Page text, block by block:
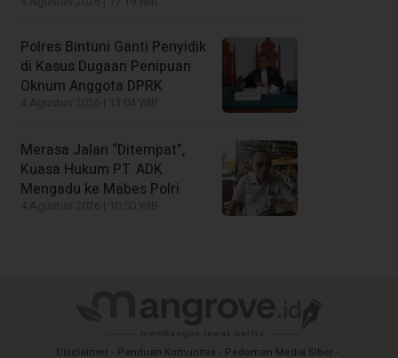
Polres Bintuni Ganti Penyidik
di Kasus Dugaan Penipuan
Oknum Anggota DPRK
Merasa Jalan “Ditempat”,
Kuasa Hukum PT. ADK
Mengadu ke Mabes Polri
Disclaimer Panduan Komunitas Pedoman Media Siber